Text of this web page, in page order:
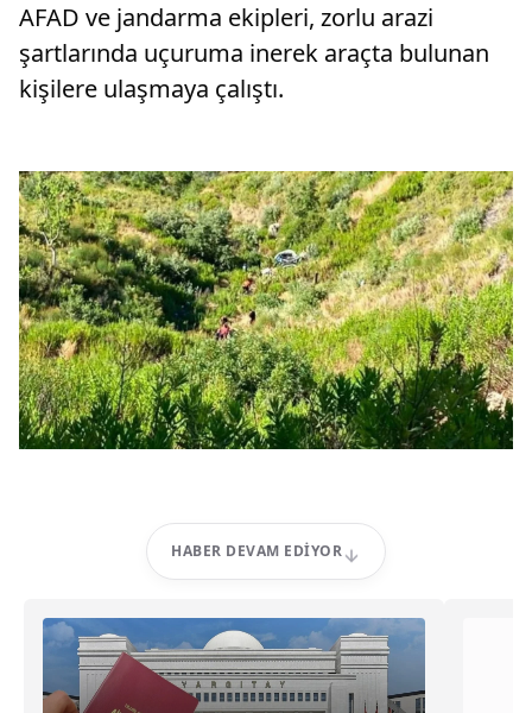
AFAD ve jandarma ekipleri, zorlu arazi
şartlarında uçuruma inerek araçta bulunan
kişilere ulaşmaya çalıştı.
HABER DEVAM EDIYOR